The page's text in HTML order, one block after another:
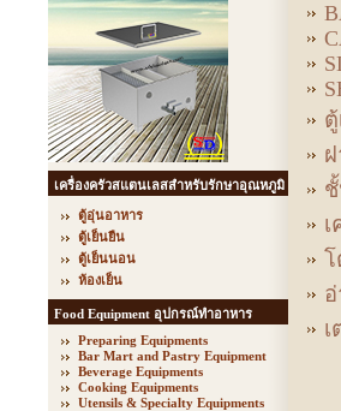
เครื่องครัวสแตนเลสสำหรับรักษาอุณหภูมิ
ตู้อุ่นอาหาร
ตู้เย็นยืน
ตู้เย็นนอน
ห้องเย็น
Food Equipment อุปกรณ์ทำอาหาร
Preparing Equipments
Bar Mart and Pastry Equipment
Beverage Equipments
Cooking Equipments
Utensils & Specialty Equipments